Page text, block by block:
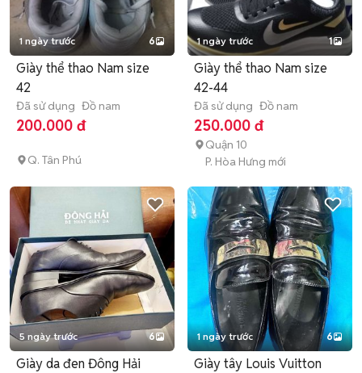
1 ngày trước 6
Giày thể thao Nam size
42
Đã sử dụng Đồ nam
200.000 đ
Q. Tân Phú
1 ngày trước 1
Giày thể thao Nam size
42-44
Đã sử dụng Đồ nam
250.000 đ
Quận 10
P. Hòa Hưng mới
5 ngày trước 6
Giày da đen Đông Hải
1 ngày trước 6
Giày tây Louis Vuitton